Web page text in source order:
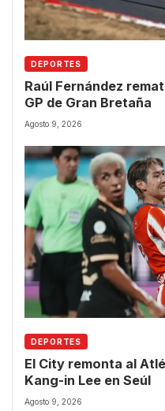
DEPORTES
Raúl Fernández
GP de Gran Bretaña
Agosto 9, 2026
DEPORTES
El City remonta al
Kang-in Lee en Seúl
Agosto 9, 2026